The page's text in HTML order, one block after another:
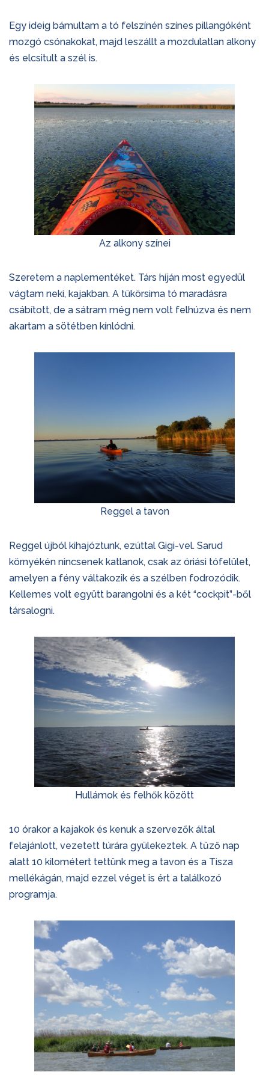
Egy ideig bámultam a tó felszínén színes pillangóként
mozgó csónakokat, majd leszállt a mozdulatlan alkony
és elcsitult a szél is.
Az alkony színei
Szeretem a naplementéket. Társ híján most egyedül
vágtam neki, kajakban. A tükörsima tó maradásra
csábított, de a sátram még nem volt felhúzva és nem
akartam a sötétben kínlódni.
Reggel a tavon
Reggel újból kihajóztunk, ezúttal Gigi-vel. Sarud
környékén nincsenek katlanok, csak az óriási tófelület,
amelyen a fény váltakozik és a szélben fodrozódik.
Kellemes volt együtt barangolni és a két “cockpit”-ből
társalogni.
Hullámok és felhők között
10 órakor a kajakok és kenuk a szervezők által
felajánlott, vezetett túrára gyülekeztek. A tűző nap
alatt 10 kilométert tettünk meg a tavon és a Tisza
mellékágán, majd ezzel véget is ért a találkozó
programja.